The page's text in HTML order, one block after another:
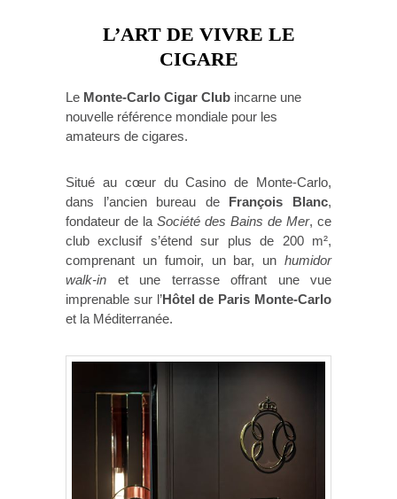
L’ART DE VIVRE LE
CIGARE
Le Monte-Carlo Cigar Club incarne une
nouvelle référence mondiale pour les
amateurs de cigares.
Situé au cœur du Casino de Monte-Carlo,
dans l’ancien bureau de François Blanc,
fondateur de la Société des Bains de Mer, ce
club exclusif s’étend sur plus de 200 m²,
comprenant un fumoir, un bar, un humidor
walk-in et une terrasse offrant une vue
imprenable sur l’Hôtel de Paris Monte-Carlo
et la Méditerranée.